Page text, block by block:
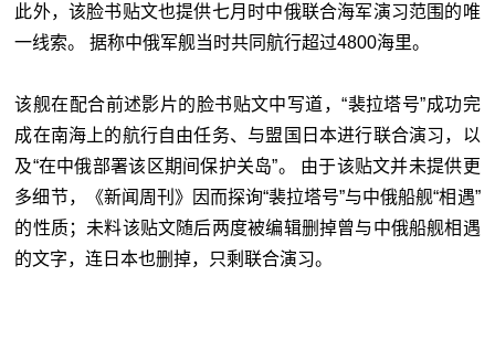
此外，该脸书贴文也提供七月时中俄联合海军演习范围的唯
一线索。 据称中俄军舰当时共同航行超过4800海里。
该舰在配合前述影片的脸书贴文中写道，“裴拉塔号”成功完
成在南海上的航行自由任务、与盟国日本进行联合演习，以
及“在中俄部署该区期间保护关岛”。 由于该贴文并未提供更
多细节，《新闻周刊》因而探询“裴拉塔号”与中俄船舰“相遇”
的性质；未料该贴文随后两度被编辑删掉曾与中俄船舰相遇
的文字，连日本也删掉，只剩联合演习。